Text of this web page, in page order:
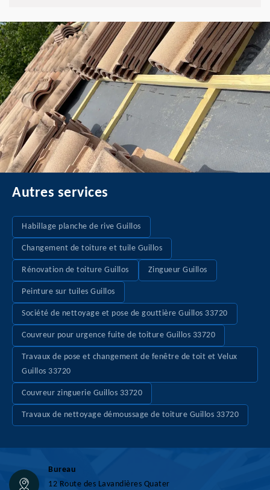
Autres services
Habillage planche de rive Guillos
Changement de toiture et tuile Guillos
Rénovation de toiture Guillos Zingueur Guillos
Peinture sur tuiles Guillos
Société de nettoyage et pose de gouttière Guillos 33720
Couvreur pour urgence fuite de toiture Guillos 33720
Travaux de pose et changement de fenêtre de toit et Velux
Guillos 33720
Couvreur zinguerie Guillos 33720
Travaux de nettoyage démoussage de toiture Guillos 33720
Bureau
12 Route des Lavandières Quater